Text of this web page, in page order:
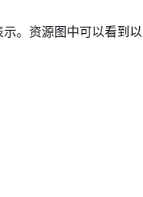
。资源图中可以看到以